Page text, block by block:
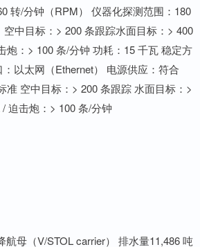
转/分钟（RPM） 仪器化探测范围：180
中目标：> 200 条跟踪水面目标：> 400
炮：> 100 条/分钟 功耗：15 千瓦 稳定方
以太网（Ethernet） 电源供应：符合
准 空中目标：> 200 条跟踪 水面目标：>
迫击炮：> 100 条/分钟
航母（V/STOL carrier） 排水量11,486 吨